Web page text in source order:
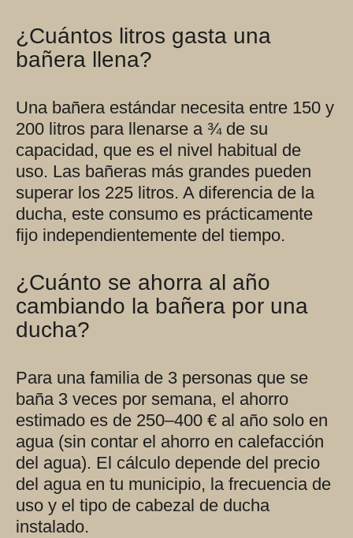
¿Cuántos litros gasta una
bañera llena?
Una bañera estándar necesita entre 150 y
200 litros para llenarse a ¾ de su
capacidad, que es el nivel habitual de
uso. Las bañeras más grandes pueden
superar los 225 litros. A diferencia de la
ducha, este consumo es prácticamente
fijo independientemente del tiempo.
¿Cuánto se ahorra al año
cambiando la bañera por una
ducha?
Para una familia de 3 personas que se
baña 3 veces por semana, el ahorro
estimado es de 250–400 € al año solo en
agua (sin contar el ahorro en calefacción
del agua). El cálculo depende del precio
del agua en tu municipio, la frecuencia de
uso y el tipo de cabezal de ducha
instalado.